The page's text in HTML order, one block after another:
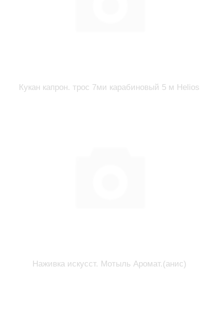
Кукан капрон. трос 7ми карабиновый 5 м Helios
Наживка искусст. Мотыль Аромат.(анис)